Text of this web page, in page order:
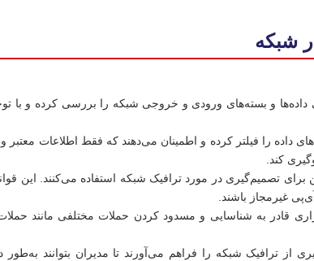
شبکه
و بسته‌های ورودی و خروجی شبکه را بررسی کرده و با
داده را فیلتر کرده و اطمینان می‌دهند که فقط اطلاعات معتبر
کند.
برای تصمیم‌گیری در مورد ترافیک شبکه استفاده می‌کنند. این
غیرمجاز باشند.
از ترافیک شبکه را فراهم می‌آورند تا مدیران بتوانند